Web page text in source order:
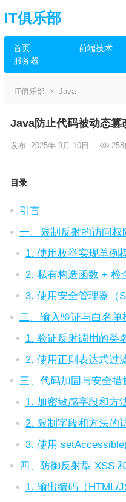
IT俱乐部
首页 前端技术
服务器
IT俱乐部 Java
Java防止代码被动态篡
发布: 2025年 9月 10日 258
目录
引言
一、限制反射的访问权
1. 使用枚举实现单例
2. 私有构造函数 + 检
3. 使用安全管理器（
二、输入验证与白名单
1. 验证反射调用的类
2. 使用正则表达式过
三、代码加固与安全措
1. 加密敏感字段和方
2. 限制字段和方法的
3. 使用
四、防御反射型 XSS
1. 输出编码（HTML/